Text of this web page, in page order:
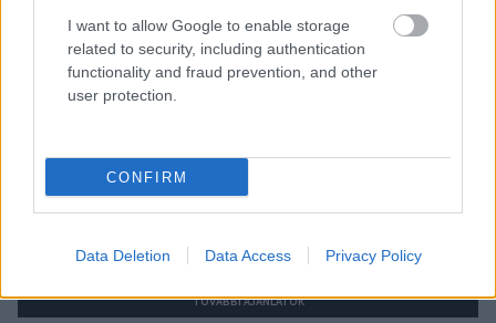
I want to allow Google to enable storage
related to security, including authentication
functionality and fraud prevention, and other
user protection.
CONFIRM
Data Deletion Data Access Privacy Policy
17 790 000 Ft
Yamaha Mt-09 Tracer
6 299 000 Ft
TOVÁBBI AJÁNLATOK